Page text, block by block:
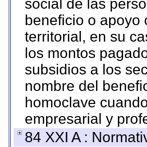
social de las
beneficio o apoyo
territorial, en su
los montos
subsidios a los
nombre del
homoclave
empresarial y
84 XXI A :